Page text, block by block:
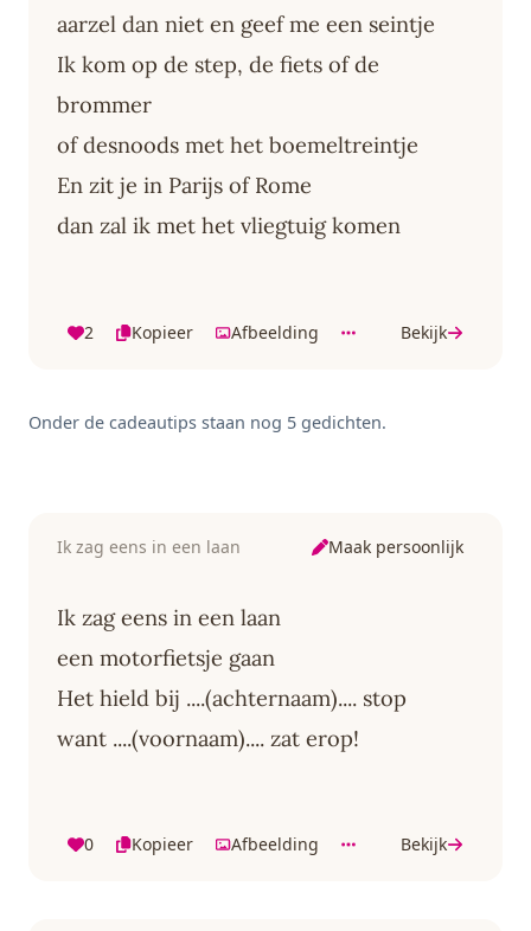
aarzel dan niet en geef me een seintje
Ik kom op de step, de fiets of de
brommer
of desnoods met het boemeltreintje
En zit je in Parijs of Rome
dan zal ik met het vliegtuig komen
2 Kopieer Afbeelding Bekijk
Onder de cadeautips staan nog 5 gedichten.
Ik zag eens in een laan Maak persoonlijk
Ik zag eens in een laan
een motorfietsje gaan
Het hield bij ....(achternaam).... stop
want ....(voornaam).... zat erop!
0 Kopieer Afbeelding Bekijk